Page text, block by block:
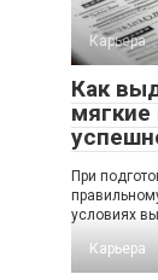
Карьера
Как
При
условиях
Карьера